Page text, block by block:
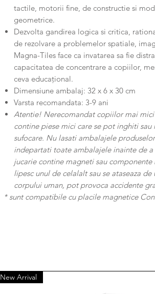
tactile, motorii fine, de constructie si
geometrice.
Dezvolta gandirea logica si critica,
de rezolvare a problemelor spatiale,
Magna-Tiles face ca invatarea sa fie
capacitatea de concentrare a copiilor,
ceva educațional.
Dimensiune ambalaj: 32 x 6 x 30 cm
Varsta recomandata: 3-9 ani
Atentie! Nerecomandat copiilor mai
contine piese mici care se pot inghiti
sufocare. Nu lasati ambalajele
indepartati toate ambalajele inainte de
jucarie contine magneti sau
lipesc unul de celalalt sau se ataseaza
corpului uman, pot provoca accidente
* sunt compatibile cu placile magnetice
New Arrival